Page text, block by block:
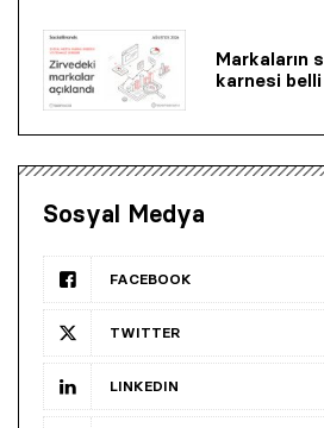
Markaların
karnesi
Sosyal Medya
FACEBOOK
TWITTER
LINKEDIN